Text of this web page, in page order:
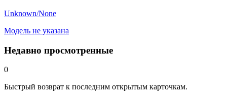
Unknown/None
Модель не указана
Недавно просмотренные
0
Быстрый возврат к последним открытым карточкам.